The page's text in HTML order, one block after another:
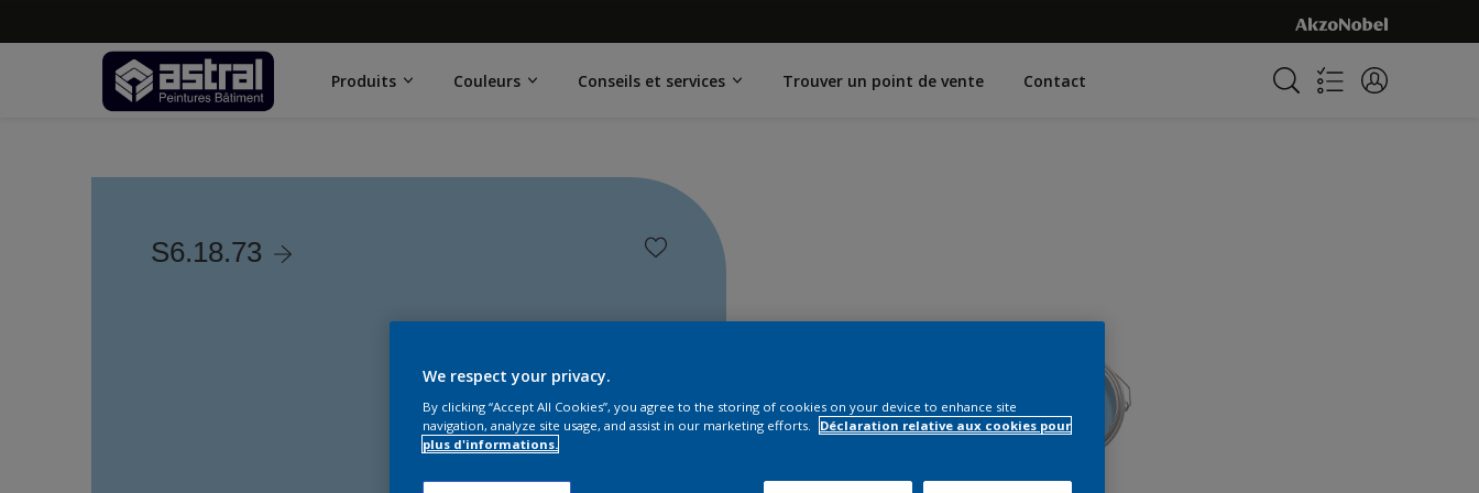
Produits Couleurs Conseils et services Trouver un point de vente Contact
S6.18.73
We respect your privacy.
By clicking “Accept All Cookies”, you agree to the storing of cookies on your device to enhance site
navigation, analyze site usage, and assist in our marketing efforts.
Déclaration relative aux cookies pour
plus d'informations.